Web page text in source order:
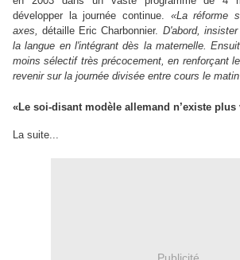
développer la journée continue. «La réforme
axes, détaille Eric Charbonnier. D'abord,
la langue en l'intégrant dès la maternelle.
moins sélectif très précocement, en renforçant
revenir sur la journée divisée entre cours le
«Le soi-disant modèle allemand n’existe plus
La suite...
Publicité